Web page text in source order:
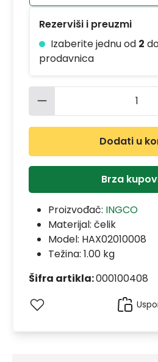
Rezerviši i preuzmi
Izaberite jednu od 2
prodavnica
Količina
Dodati u
Brza
Proizvođač: INGCO
Materijal: čelik
Model: HAX02010008
Težina: 1.00 kg
Šifra artikla:000100408